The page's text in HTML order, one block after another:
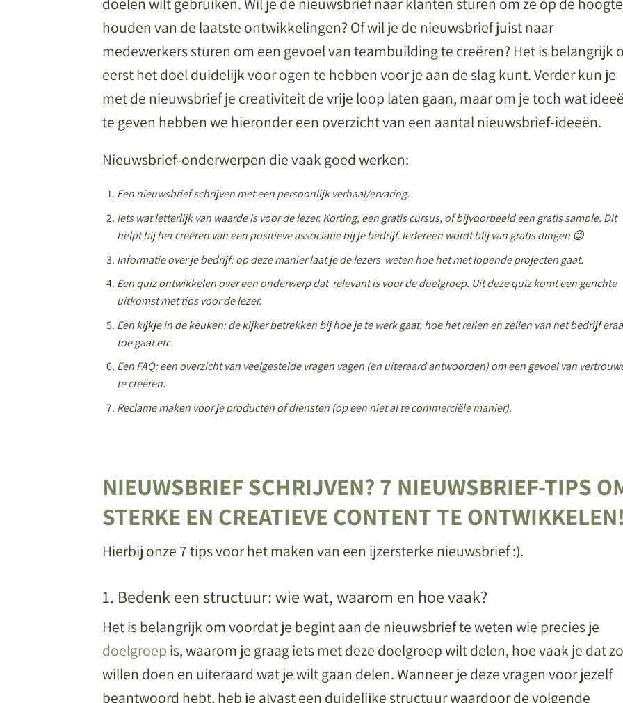
houden van de laatste ontwikkelingen? Of wil je de nieuwsbrief juist naar
medewerkers sturen om een gevoel van teambuilding te creëren? Het is belangrijk
eerst het doel duidelijk voor ogen te hebben voor je aan de slag kunt. Verder kun je
met de nieuwsbrief je creativiteit de vrije loop laten gaan, maar om je toch wat
te geven hebben we hieronder een overzicht van een aantal nieuwsbrief-ideeën.
Nieuwsbrief-onderwerpen die vaak goed werken:
Een nieuwsbrief schrijven met een persoonlijk verhaal/ervaring.
Iets wat letterlijk van waarde is voor de lezer. Korting, een gratis cursus, of bijvoorbeeld een gratis sample. Dit
helpt bij het creëren van een positieve associatie bij je bedrijf. Iedereen wordt blij van gratis dingen 😉
Informatie over je bedrijf: op deze manier laat je de lezers weten hoe het met lopende projecten gaat.
Een quiz ontwikkelen over een onderwerp dat relevant is voor de doelgroep. Uit deze quiz komt een gerichte
uitkomst met tips voor de lezer.
Een kijkje in de keuken: de kijker betrekken bij hoe je te werk gaat, hoe het reilen en zeilen van het bedrijf
toe gaat etc.
Een FAQ: een overzicht van veelgestelde vragen vagen (en uiteraard antwoorden) om een gevoel van
te creëren.
Reclame maken voor je producten of diensten (op een niet al te commerciële manier).
NIEUWSBRIEF SCHRIJVEN? 7 NIEUWSBRIEF-TIPS
STERKE EN CREATIEVE CONTENT TE ONTWIKKELEN!
Hierbij onze 7 tips voor het maken van een ijzersterke nieuwsbrief :).
1. Bedenk een structuur: wie wat, waarom en hoe vaak?
Het is belangrijk om voordat je begint aan de nieuwsbrief te weten wie precies je
doelgroep is, waarom je graag iets met deze doelgroep wilt delen, hoe vaak je dat
willen doen en uiteraard wat je wilt gaan delen. Wanneer je deze vragen voor jezelf
beantwoord hebt, heb je alvast een duidelijke structuur waardoor de volgende